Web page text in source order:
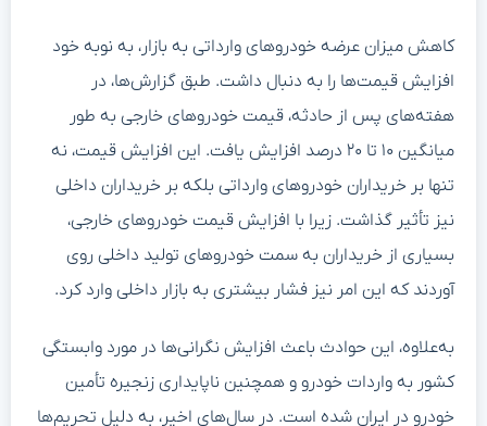
کاهش میزان عرضه خودروهای وارداتی به بازار، به نوبه خود
افزایش قیمت‌ها را به دنبال داشت. طبق گزارش‌ها، در
هفته‌های پس از حادثه، قیمت خودروهای خارجی به طور
میانگین ۱۰ تا ۲۰ درصد افزایش یافت. این افزایش قیمت، نه
تنها بر خریداران خودروهای وارداتی بلکه بر خریداران داخلی
نیز تأثیر گذاشت. زیرا با افزایش قیمت خودروهای خارجی،
بسیاری از خریداران به سمت خودروهای تولید داخلی روی
آوردند که این امر نیز فشار بیشتری به بازار داخلی وارد کرد.
به‌علاوه، این حوادث باعث افزایش نگرانی‌ها در مورد وابستگی
کشور به واردات خودرو و همچنین ناپایداری زنجیره تأمین
خودرو در ایران شده است. در سال‌های اخیر، به دلیل تحریم‌ها